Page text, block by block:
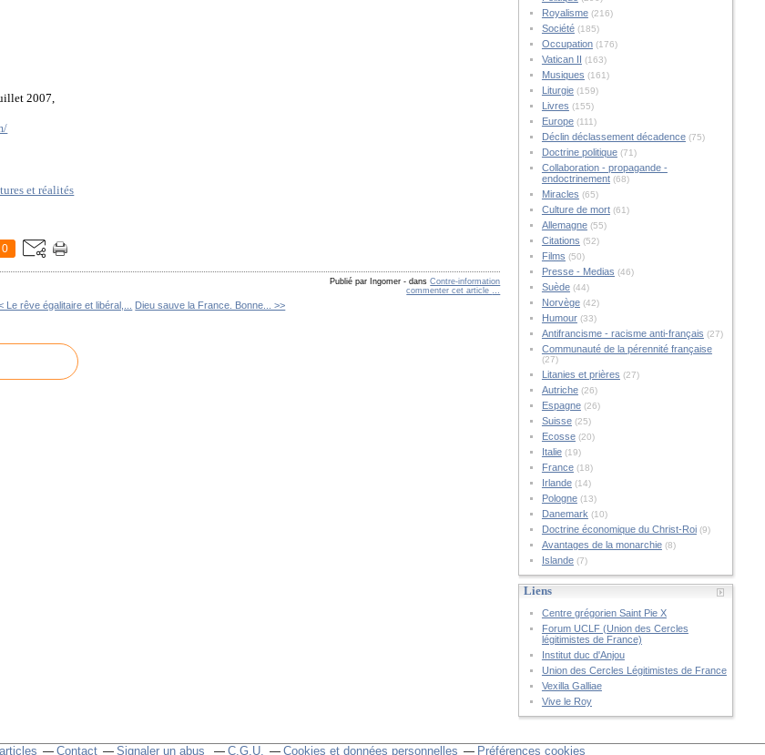
2007,
et réalités
0
Publié par Ingomer - dansContre-information
commenter cet article
Le rêve égalitaire et libéral,... Dieu sauve la France. Bonne... >>
Royalisme(216)
Société(185)
Occupation(176)
Vatican II (163)
Musiques (161)
Liturgie(159)
Livres (155)
Europe(111)
Déclin déclassement décadence(75)
Doctrine politique(71)
Collaboration - propagande -
endoctrinement(68)
Miracles (65)
Culture de mort(61)
Allemagne(55)
Citations (52)
Films (50)
Presse - Medias (46)
Suède(44)
Norvège(42)
Humour(33)
Antifrancisme - racisme anti-français (27)
Communauté de la pérennité française
(27)
Litanies et prières (27)
Autriche(26)
Espagne(26)
Suisse(25)
Ecosse(20)
Italie(19)
France(18)
Irlande(14)
Pologne(13)
Danemark (10)
Doctrine économique du Christ-Roi(9)
Avantages de la monarchie(8)
Islande(7)
Liens
Centre grégorien Saint Pie X
Forum UCLF (Union des Cercles
légitimistes de France)
Institut duc d'Anjou
Union des Cercles Légitimistes de France
Vexilla Galliae
Vive le Roy
Contact Signaler un abus C.G.U. Cookies et données personnelles Préférences cookies